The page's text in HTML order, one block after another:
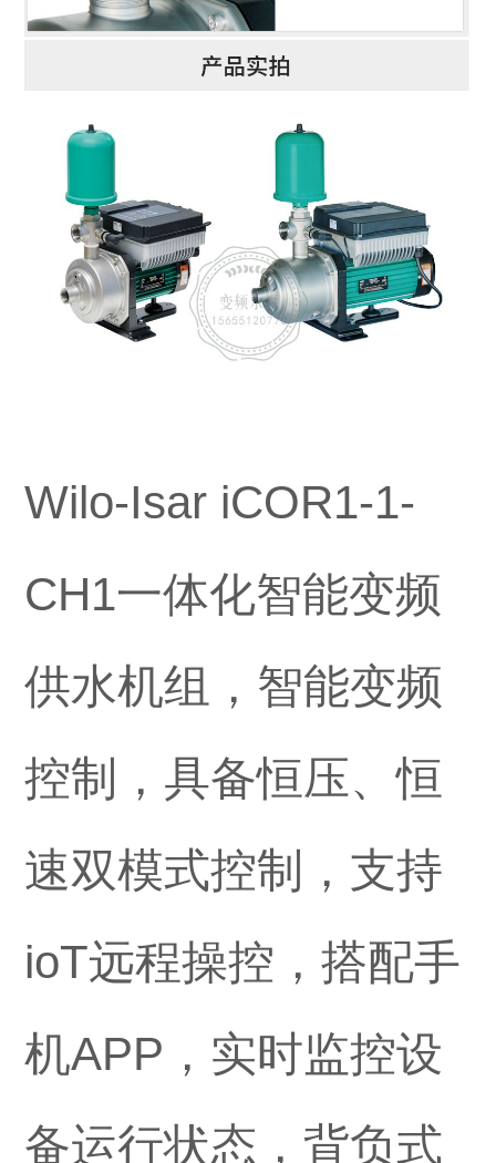
Wilo-Isar iCOR1-1-
CH1一体化智能变频
供水机组，智能变频
控制，具备恒压、恒
速双模式控制，支持
ioT远程操控，搭配手
机APP，实时监控设
备运行状态，背负式